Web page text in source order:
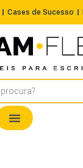
Cases de Sucesso